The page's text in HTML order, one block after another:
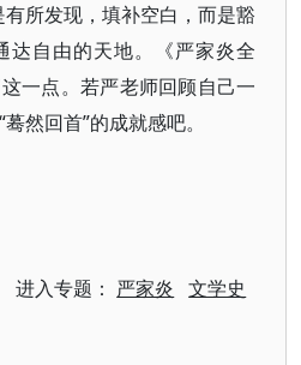
所发现，填补空白，而是豁
达自由的天地。《严家炎全
一点。若严老师回顾自己一
然回首”的成就感吧。
入专题： 严家炎 文学史